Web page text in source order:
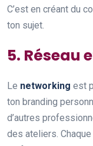
C’est en créant du
ton sujet.
5. Réseau
Le networking est
ton branding
d’autres
des ateliers.